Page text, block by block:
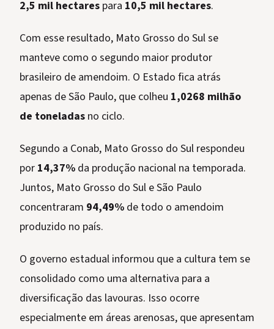
2,5 mil hectares para 10,5 mil hectares.
Com esse resultado, Mato Grosso do Sul se
manteve como o segundo maior produtor
brasileiro de amendoim. O Estado fica atrás
apenas de São Paulo, que colheu 1,0268 milhão
de toneladas no ciclo.
Segundo a Conab, Mato Grosso do Sul respondeu
por 14,37% da produção nacional na temporada.
Juntos, Mato Grosso do Sul e São Paulo
concentraram 94,49% de todo o amendoim
produzido no país.
O governo estadual informou que a cultura tem se
consolidado como uma alternativa para a
diversificação das lavouras. Isso ocorre
especialmente em áreas arenosas, que apresentam